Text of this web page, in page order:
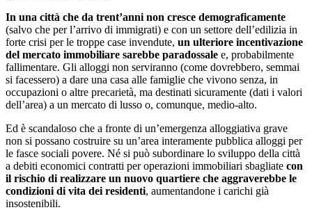
In una città che da trent’anni non cresce demograficamente
(salvo che per l’arrivo di immigrati) e con un settore dell’edilizia in
forte crisi per le troppe case invendute, un ulteriore incentivazione
del mercato immobiliare sarebbe paradossale e, probabilmente
fallimentare. Gli alloggi non serviranno (come dovrebbero, semmai
si facessero) a dare una casa alle famiglie che vivono senza, in
occupazioni o altre precarietà, ma destinati sicuramente (dati i valori
dell’area) a un mercato di lusso o, comunque, medio-alto.
Ed è scandaloso che a fronte di un’emergenza alloggiativa grave
non si possano costruire su un’area interamente pubblica alloggi per
le fasce sociali povere. Né si può subordinare lo sviluppo della città
a debiti economici contratti per operazioni immobiliari sbagliate con
il rischio di realizzare un nuovo quartiere che aggraverebbe le
condizioni di vita dei residenti, aumentandone i carichi già
insostenibili.